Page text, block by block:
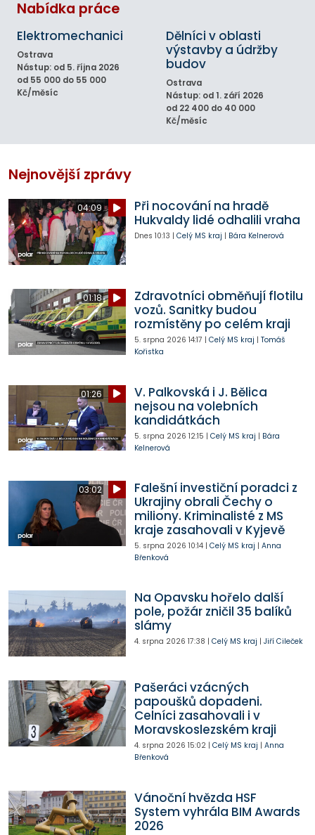
Nabídka práce
Elektromechanici
Ostrava
Nástup: od 5. října 2026
od 55 000 do 55 000
Kč/měsíc
Dělníci v oblasti
výstavby a údržby
budov
Ostrava
Nástup: od 1. září 2026
od 22 400 do 40 000
Kč/měsíc
Nejnovější zprávy
04:09
Při nocování na hradě
Hukvaldy lidé odhalili vraha
Dnes 10:13 | Celý MS kraj | Bára Kelnerová
01:18
Zdravotníci obměňují flotilu
vozů. Sanitky budou
rozmístěny po celém kraji
5. srpna 2026 14:17 | Celý MS kraj | Tomáš
Kořistka
01:26
V. Palkovská i J. Bělica
nejsou na volebních
kandidátkách
5. srpna 2026 12:15 | Celý MS kraj | Bára
Kelnerová
03:02
Falešní investiční poradci z
Ukrajiny obrali Čechy o
miliony. Kriminalisté z MS
kraje zasahovali v Kyjevě
5. srpna 2026 10:14| Celý MS kraj | Anna
Břenková
Na Opavsku hořelo další
pole, požár zničil 35 balíků
slámy
4. srpna 2026 17:38 | Celý MS kraj | Jiří Cileček
Pašeráci vzácných
papoušků dopadeni.
Celníci zasahovali i v
Moravskoslezském kraji
4. srpna 2026 15:02| Celý MS kraj | Anna
Břenková
Vánoční hvězda HSF
System vyhrála BIM Awards
2026